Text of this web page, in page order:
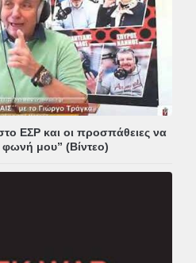
ΕΣΡ και οι προσπάθειες να
μου” (Βίντεο)